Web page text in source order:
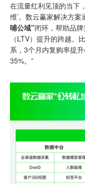
在流量红利见顶的当下
维’。数云赢家解决方案
哺公域”闭环，帮助品
（LTV）提升的跨越。
系，3个月内复购率提
35%。”